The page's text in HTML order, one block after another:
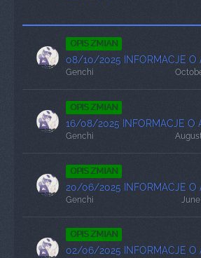
OPIS ZMIAN
08/10/2025 INFORMACJE O
Genchi
OPIS ZMIAN
16/08/2025 INFORMACJE O
Genchi
OPIS ZMIAN
20/06/2025 INFORMACJE O
Genchi
OPIS ZMIAN
02/06/2025 INFORMACJE O